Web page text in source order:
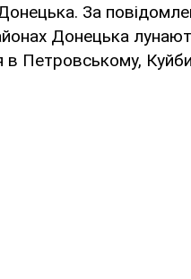
За
Донецька
в Петровському,